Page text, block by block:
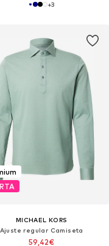
+3
MICHAEL KORS
Ajuste regular Camiseta
59,42€